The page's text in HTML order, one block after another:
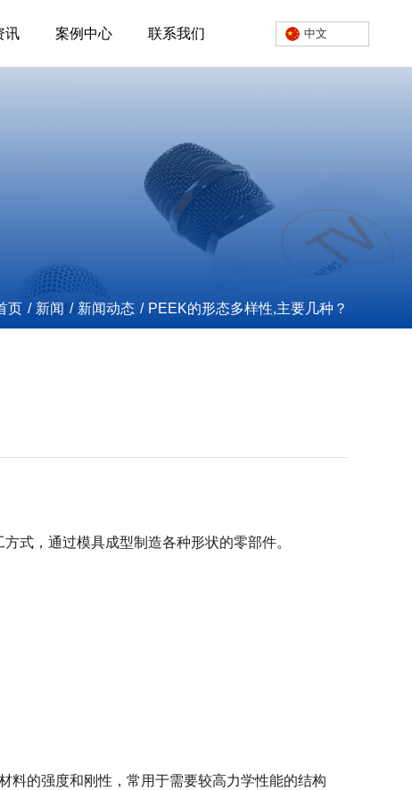
讯 案例中心 联系我们 中文
页 / 新闻 / 新闻动态 / PEEK的形态多样性,主要几种？
式，通过模具成型制造各种形状的零部件。
料的强度和刚性，常用于需要较高力学性能的结构